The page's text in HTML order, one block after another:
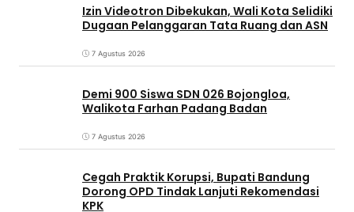
Izin Videotron Dibekukan, Wali Kota Selidiki
Dugaan Pelanggaran Tata Ruang dan ASN
7 Agustus 2026
Demi 900 Siswa SDN 026 Bojongloa,
Walikota Farhan Padang Badan
7 Agustus 2026
Cegah Praktik Korupsi, Bupati Bandung
Dorong OPD Tindak Lanjuti Rekomendasi
KPK